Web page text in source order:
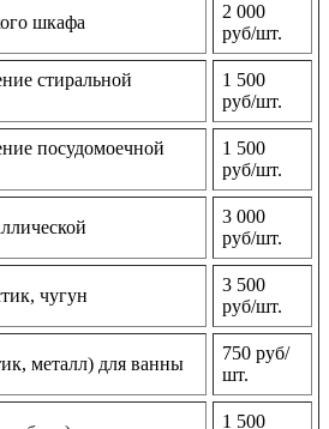
шкафа
2 000
руб/шт.
стиральной
1 500
руб/шт.
посудомоечной
1 500
руб/шт.
3 000
руб/шт.
чугун
3 500
руб/шт.
металл) для ванны
750 руб/
шт.
1 500